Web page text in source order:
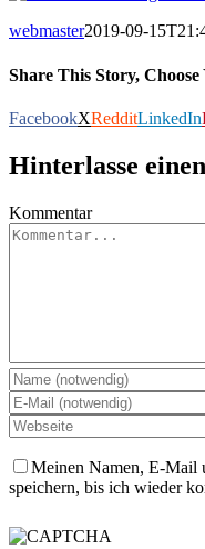
webmaster2019-09-
Share This Story,
FacebookXRedditLinkedIn
Hinterlasse
Kommentar
Meinen Namen, E-Mail
speichern, bis ich wieder